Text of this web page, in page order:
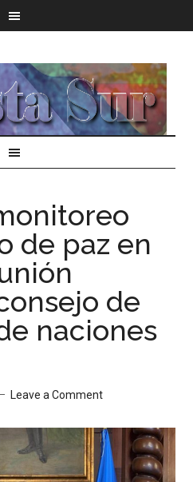
de paz en
de
naciones
Leave a Comment